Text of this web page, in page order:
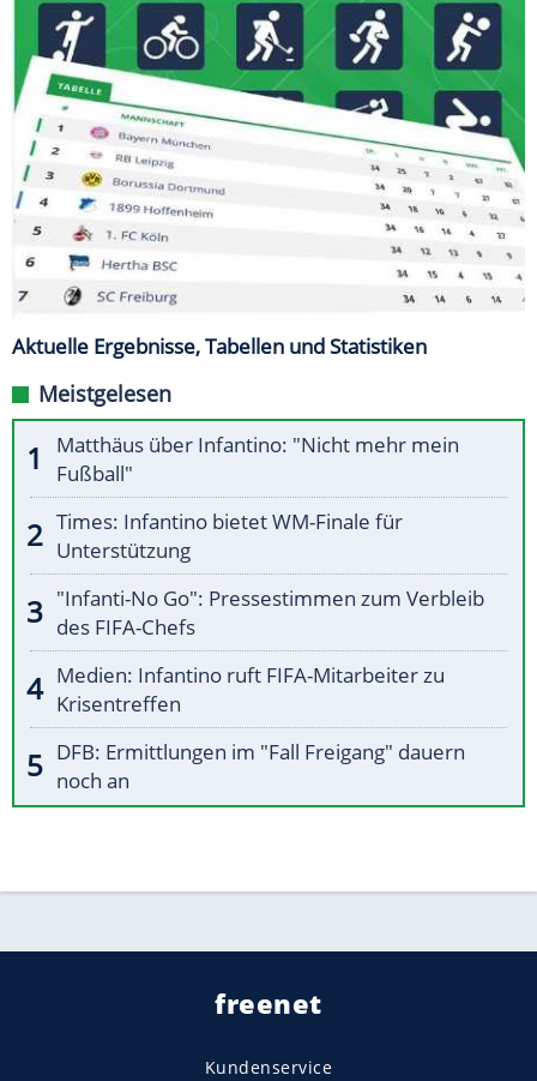
Aktuelle Ergebnisse, Tabellen und Statistiken
Meistgelesen
Matthäus über Infantino: "Nicht mehr mein
Fußball"
Times: Infantino bietet WM-Finale für
Unterstützung
"Infanti-No Go": Pressestimmen zum Verbleib
des FIFA-Chefs
Medien: Infantino ruft FIFA-Mitarbeiter zu
Krisentreffen
DFB: Ermittlungen im "Fall Freigang" dauern
noch an
freenet
Kundenservice